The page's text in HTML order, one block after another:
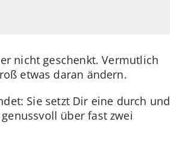
nicht geschenkt. Vermutlich
etwas daran ändern.
Sie setzt Dir eine durch und
über fast zwei